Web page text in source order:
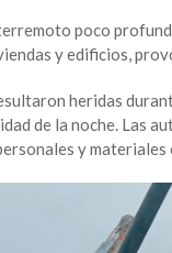
poco
y edificios,
heridas
de la noche. Las
y materiales